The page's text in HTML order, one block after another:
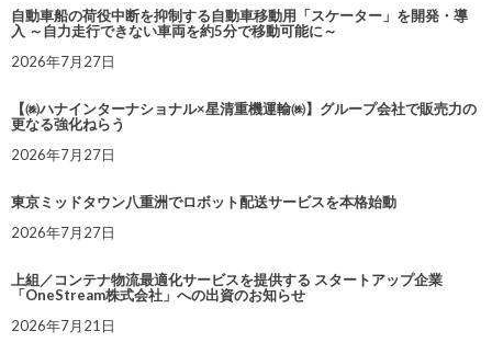
自動車船の荷役中断を抑制する自動車移動用「スケーター」を開発・導
入 ～自力走行できない車両を約5分で移動可能に～
2026年7月27日
【㈱ハナインターナショナル×星清重機運輸㈱】グループ会社で販売力の
更なる強化ねらう
2026年7月27日
東京ミッドタウン八重洲でロボット配送サービスを本格始動
2026年7月27日
上組／コンテナ物流最適化サービスを提供する スタートアップ企業
「OneStream株式会社」への出資のお知らせ
2026年7月21日